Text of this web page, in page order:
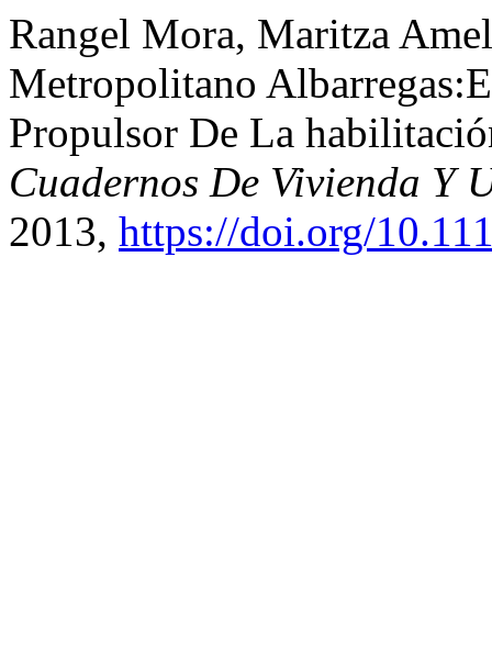
Rangel Mora, Maritza
Metropolitano
Propulsor De La
Cuadernos De Vivienda Y
2013, https://doi.org/